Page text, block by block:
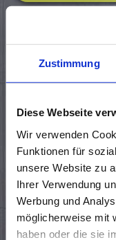
Zustimmung
Diese Webseite
Wir verwenden
Funktionen für
unsere Website zu
Ihrer Verwendung
Werbung und
möglicherweise mit
haben oder die sie
Standort wählen*